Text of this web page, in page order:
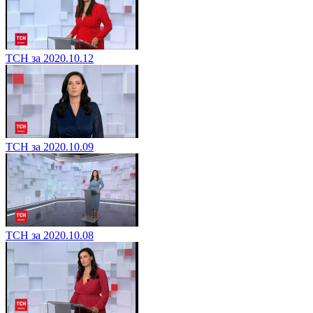
ТСН за 2020.10.12
ТСН за 2020.10.09
ТСН за 2020.10.08